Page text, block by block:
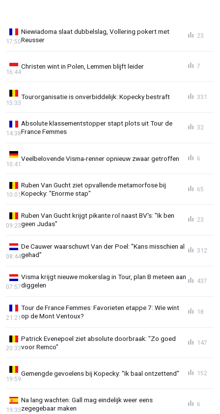
Niewiadoma slaat dubbelslag, Vollering pokert met
Reusser
17:50
23
Christen wint in Polen, Lemmen blijft leider
16:44
7
Tourorganisatie is onverbiddelijk: Kopecky bestraft
15:33
331
Absolute klassementstopper stapt plots uit Tour de
France Femmes
14:38
32
Veelbelovende Visma-renner opnieuw zwaar getroffen
10:41
6
Ruben Van Gucht ziet opvallende metamorfose bij
Kopecky: "Enorme stap"
10:01
65
Ruben Van Gucht krijgt pikante rol naast BV's: "Ik ben
geen Judas"
09:23
23
De Cauwer waarschuwt Van der Poel: "Kans misschien al
gehad"
08:44
312
Visma krijgt nieuwe mokerslag in Tour, plan B meteen aan
diggelen
07:57
437
Tour de France Femmes: Favorieten etappe 7: Wie wint
op de Mont Ventoux?
21:21
18
Patrick Evenepoel ziet absolute doorbraak: "Zo goed
voor Remco"
20:33
147
Gemengde gevoelens bij Kopecky: "Ik baal ontzettend"
19:59
152
Na lang wachten: Gall mag eindelijk weer eens
zegegebaar maken
19:33
6